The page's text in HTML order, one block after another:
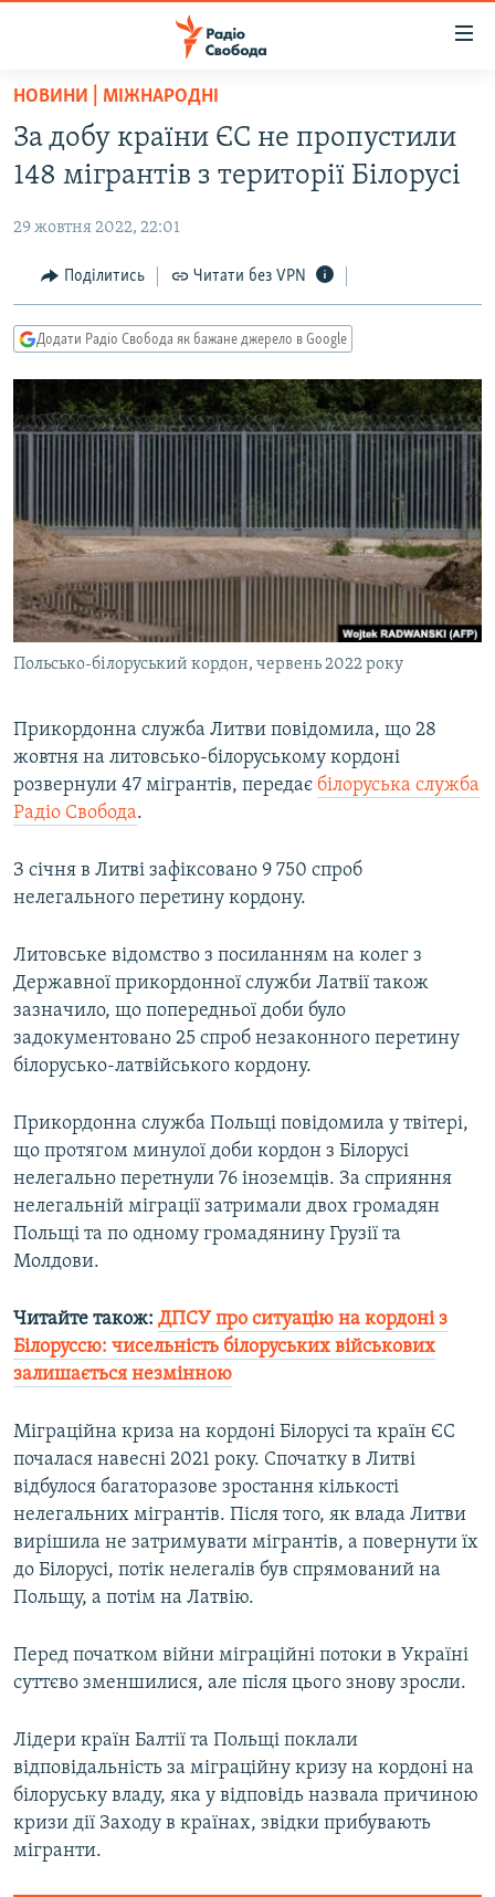
Перейти
основного
матеріалу
до
навігації
Перейти
до
РАДІО СВОБОДА – 70 РОКІВ
ВСЕ ЗА ДОБУ
ПОЛІТИКА
ЕКОНОМІКА
КУЛЬТУРА
СПОРТ
УКРАЇНА
ВІЙНА
РОСІЙСЬКА «ФІЛЬТРАЦІЯ»
КРИМ.РЕАЛІЇ
ТИ ЯК?
СХЕМИ
КИТАЙ.ВИКЛИКИ
МУЛЬТИМЕДІА
ФОТО
СПЕЦПРОЄКТИ
ПОДКАСТИ
РУС
УКР
КТАТ
ДОЛУЧАЙСЯ!
Усі сайти RFE/RL
НОВИНИ | МІЖНАРОДНІ
За добу країни ЄС не пропустили
148 мігрантів з території Білорусі
29 жовтня 2022, 22:01
Поділитись Читати без VPN
Додати Радіо Свобода як бажане джерело в Google
Польсько-білоруський кордон, червень 2022 року
Прикордонна служба Литви повідомила, що 28
жовтня на литовсько-білоруському кордоні
розвернули 47 мігрантів, передає білоруська служба
Радіо Свобода.
З січня в Литві зафіксовано 9 750 спроб
нелегального перетину кордону.
Литовське відомство з посиланням на колег з
Державної прикордонної служби Латвії також
зазначило, що попередньої доби було
задокументовано 25 спроб незаконного перетину
білорусько-латвійського кордону.
Прикордонна служба Польщі повідомила у твітері,
що протягом минулої доби кордон з Білорусі
нелегально перетнули 76 іноземців. За сприяння
нелегальній міграції затримали двох громадян
Польщі та по одному громадянину Грузії та
Молдови.
Читайте також: ДПСУ про ситуацію на кордоні з
Білоруссю: чисельність білоруських військових
залишається незмінною
Міграційна криза на кордоні Білорусі та країн ЄС
почалася навесні 2021 року. Спочатку в Литві
відбулося багаторазове зростання кількості
нелегальних мігрантів. Після того, як влада Литви
вирішила не затримувати мігрантів, а повернути їх
до Білорусі, потік нелегалів був спрямований на
Польщу, а потім на Латвію.
Перед початком війни міграційні потоки в Україні
суттєво зменшилися, але після цього знову зросли.
Лідери країн Балтії та Польщі поклали
відповідальність за міграційну кризу на кордоні на
білоруську владу, яка у відповідь назвала причиною
кризи дії Заходу в країнах, звідки прибувають
мігранти.